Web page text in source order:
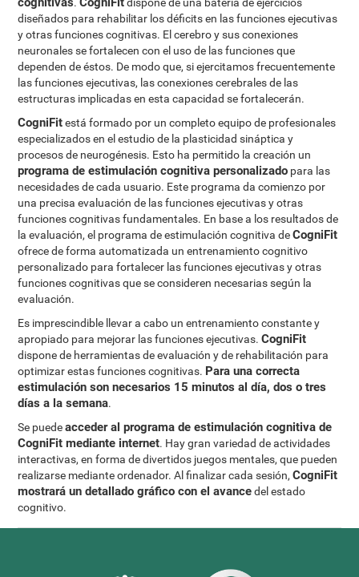
.
dispone de una batería de ejercicios
diseñados para rehabilitar los déficits en las funciones ejecutivas
y otras funciones cognitivas. El cerebro y sus conexiones
neuronales se fortalecen con el uso de las funciones que
dependen de éstos. De modo que, si ejercitamos frecuentemente
las funciones ejecutivas, las conexiones cerebrales de las
estructuras implicadas en esta capacidad se fortalecerán.
CogniFitestá formado por un completo equipo de profesionales
especializados en el estudio de la plasticidad sináptica y
procesos de neurogénesis. Esto ha permitido la creación un
programa de estimulación cognitiva personalizado para las
necesidades de cada usuario. Este programa da comienzo por
una precisa evaluación de las funciones ejecutivas y otras
funciones cognitivas fundamentales. En base a los resultados de
la evaluación, el programa de estimulación cognitiva deCogniFit
ofrece de forma automatizada un entrenamiento cognitivo
personalizado para fortalecer las funciones ejecutivas y otras
funciones cognitivas que se consideren necesarias según la
evaluación.
Es imprescindible llevar a cabo un entrenamiento constante y
apropiado para mejorar las funciones ejecutivas.CogniFit
dispone de herramientas de evaluación y de rehabilitación para
optimizar estas funciones cognitivas. Para una correcta
estimulación son necesarios 15 minutos al día, dos o tres
días a la semana.
Se puedeacceder al programa de estimulación cognitiva de
CogniFit mediante internet. Hay gran variedad de actividades
interactivas, en forma de divertidos juegos mentales, que pueden
realizarse mediante ordenador. Al finalizar cada sesión,CogniFit
mostrará un detallado gráfico con el avancedel estado
cognitivo.